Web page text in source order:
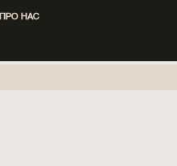
ПРО НАС